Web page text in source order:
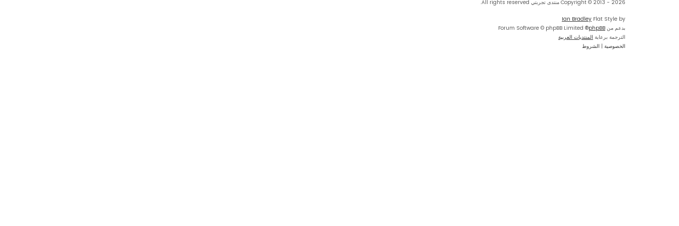
Copyright © 2013 - 2026 منتدى تجربتي All rights reserved.
Flat Style by
Ian Bradley
بدعم من phpBB
® Forum Software © phpBB Limited
الترجمة برعاية المنتديات العربية
الخصوصية | الشروط